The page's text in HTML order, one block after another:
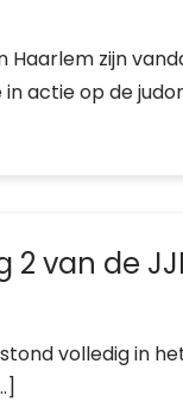
zijn
actie op de
van de
volledig in